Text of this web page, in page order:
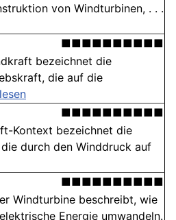
von Windturbinen, . . .
■■■■■■■■■■
bezeichnet die
die auf die
■■■■■■■■■■
Kontext bezeichnet die
durch den Winddruck auf
■■■■■■■■■■
Windturbine beschreibt, wie
Energie umwandeln.